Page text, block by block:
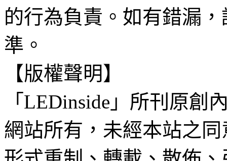
的行為負責。如有錯漏
準。
【版權聲明】
「LEDinside」所刊原創
網站所有，未經本站之